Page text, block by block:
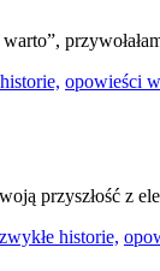
opowieści
przyszłość z
historie,